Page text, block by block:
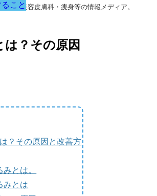
グ・美容皮膚科・痩身等の情報メディア。
？その原因
こと
？その原因と改善方
とは。
みとは
こと
こと
こと
こと
こと
こと